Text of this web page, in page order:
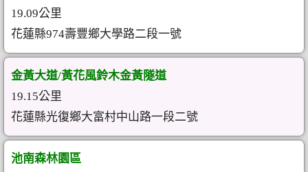
19.09公里
花蓮縣974壽豐鄉大學路二段一號
金黃大道/黃花風鈴木金黃隧道
19.15公里
花蓮縣光復鄉大富村中山路一段二號
池南森林園區